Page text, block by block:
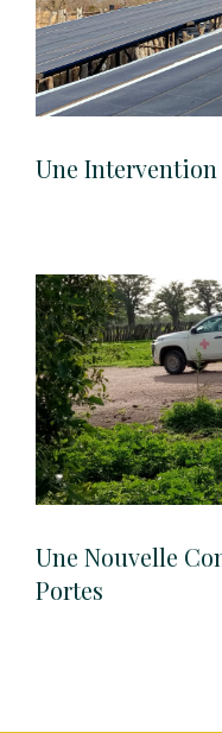
Une Intervention
Une Nouvelle
Portes